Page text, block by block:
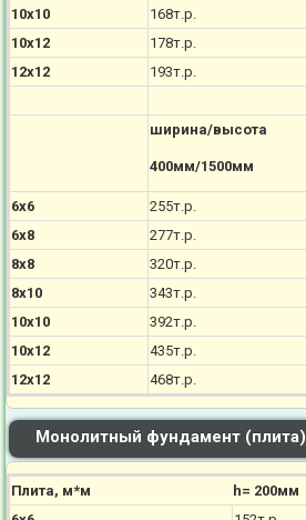
10х10
168т.р.
10х12
178т.р.
12х12
193т.р.
ширина/высота
400мм/1500мм
6х6 255т.р.
6х8
277т.р.
8х8
320т.р.
8х10
343т.р.
10х10
392т.р.
10х12
435т.р.
12х12
468т.р.
Монолитный фундамент (плита)
Плита, м*м h= 200мм